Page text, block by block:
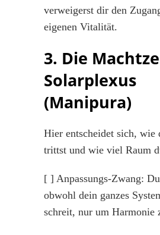
verweigerst dir den
eigenen Vitalität.
3. Die
Solarplexus
(Manipura)
Hier entscheidet sich, wie
trittst und wie viel Raum
[ ] Anpassungs-Zwang: Du
obwohl dein ganzes
schreit, nur um Harmonie